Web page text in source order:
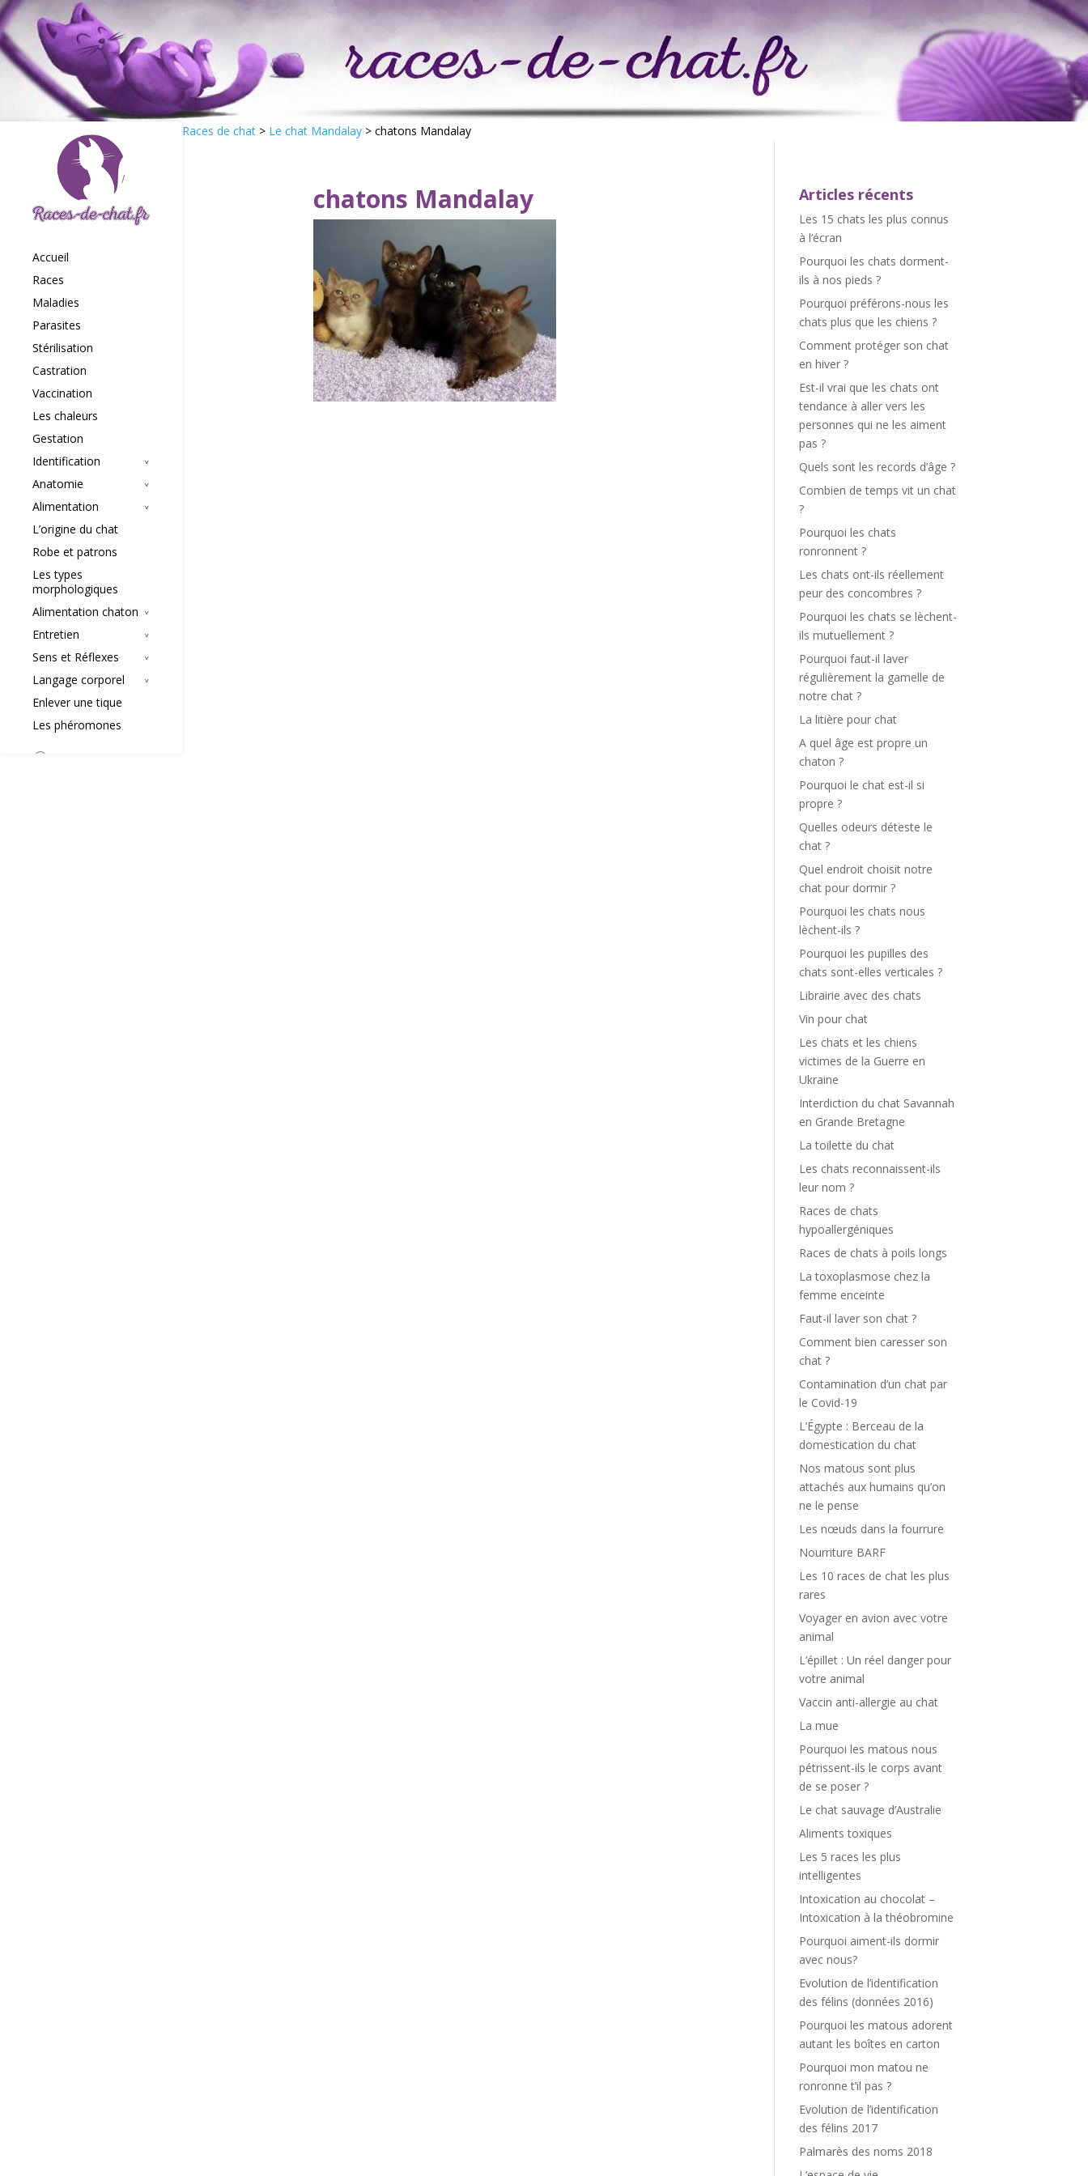
Accueil
Races
Maladies
Parasites
Stérilisation
Castration
Vaccination
Les chaleurs
Gestation
Identification
Anatomie
Alimentation
L’origine du chat
Robe et patrons
Les types
morphologiques
Alimentation chaton
Entretien
Sens et Réflexes
Langage corporel
Enlever une tique
Les phéromones
Races de chat > Le chat Mandalay > chatons Mandalay
chatons Mandalay Articles récents
Les 15 chats les plus connus
à l’écran
Pourquoi les chats dorment-
ils à nos pieds ?
Pourquoi préférons-nous les
chats plus que les chiens ?
Comment protéger son chat
en hiver ?
Est-il vrai que les chats ont
tendance à aller vers les
personnes qui ne les aiment
pas ?
Quels sont les records d’âge ?
Combien de temps vit un chat
?
Pourquoi les chats
ronronnent ?
Les chats ont-ils réellement
peur des concombres ?
Pourquoi les chats se lèchent-
ils mutuellement ?
Pourquoi faut-il laver
régulièrement la gamelle de
notre chat ?
La litière pour chat
A quel âge est propre un
chaton ?
Pourquoi le chat est-il si
propre ?
Quelles odeurs déteste le
chat ?
Quel endroit choisit notre
chat pour dormir ?
Pourquoi les chats nous
lèchent-ils ?
Pourquoi les pupilles des
chats sont-elles verticales ?
Librairie avec des chats
Vin pour chat
Les chats et les chiens
victimes de la Guerre en
Ukraine
Interdiction du chat Savannah
en Grande Bretagne
La toilette du chat
Les chats reconnaissent-ils
leur nom ?
Races de chats
hypoallergéniques
Races de chats à poils longs
La toxoplasmose chez la
femme enceinte
Faut-il laver son chat ?
Comment bien caresser son
chat ?
Contamination d’un chat par
le Covid-19
L’Égypte : Berceau de la
domestication du chat
Nos matous sont plus
attachés aux humains qu’on
ne le pense
Les nœuds dans la fourrure
Nourriture BARF
Les 10 races de chat les plus
rares
Voyager en avion avec votre
animal
L’épillet : Un réel danger pour
votre animal
Vaccin anti-allergie au chat
La mue
Pourquoi les matous nous
pétrissent-ils le corps avant
de se poser ?
Le chat sauvage d’Australie
Aliments toxiques
Les 5 races les plus
intelligentes
Intoxication au chocolat –
Intoxication à la théobromine
Pourquoi aiment-ils dormir
avec nous?
Evolution de l’identification
des félins (données 2016)
Pourquoi les matous adorent
autant les boîtes en carton
Pourquoi mon matou ne
ronronne t’il pas ?
Evolution de l’identification
des félins 2017
Palmarès des noms 2018